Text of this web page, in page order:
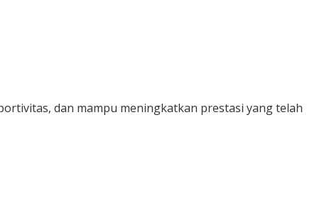
dan mampu meningkatkan prestasi yang telah